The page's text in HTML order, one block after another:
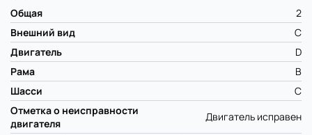
Общая
2
Внешний вид
C
Двигатель
D
Рама
B
Шасси
C
Отметка о неисправности
двигателя
Двигатель исправен